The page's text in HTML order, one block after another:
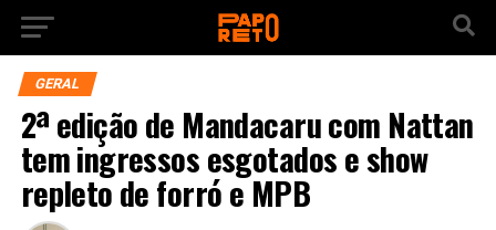
GERAL
2ª edição de Mandacaru com Nattan
tem ingressos esgotados e show
repleto de forró e MPB